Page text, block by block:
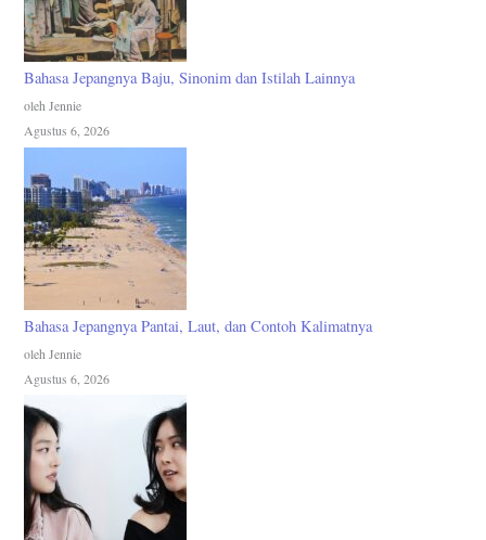
Bahasa Jepangnya Baju, Sinonim dan Istilah Lainnya
oleh Jennie
Agustus 6, 2026
Bahasa Jepangnya Pantai, Laut, dan Contoh Kalimatnya
oleh Jennie
Agustus 6, 2026